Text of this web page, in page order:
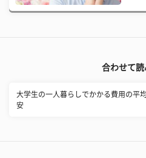
合わせて読
大学生の一人暮らしでかかる費用の平
安